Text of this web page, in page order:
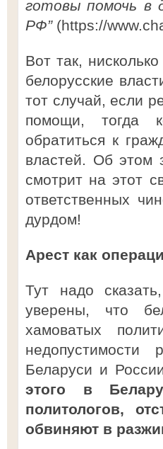
готовы помочь в
РФ”(https://
Вот так,
белорусские
тот случай, если
помощи, тогда
обратиться к
властей. Об этом
смотрит на этот
ответственных
дурдом!
Арест как
Тут надо
уверены, что
хамоватых
недопустимости
Беларуси и
этого в
политологов,
обвиняют в